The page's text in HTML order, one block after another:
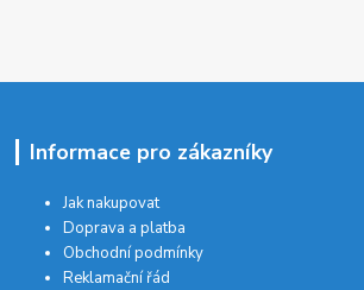
Informace pro zákazníky
Jak nakupovat
Doprava a platba
Obchodní podmínky
Reklamační řád